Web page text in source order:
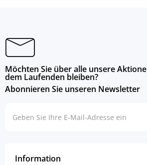
Möchten Sie über alle unsere
dem Laufenden bleiben?
Abonnieren Sie unseren Newsletter
Information